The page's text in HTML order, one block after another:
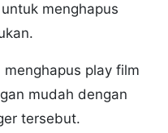
menghapus
play film
mudah dengan
tersebut.